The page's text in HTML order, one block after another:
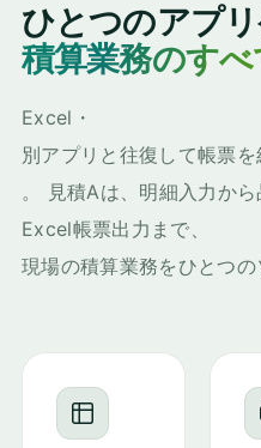
ひとつのアプリ
積算業務のすべ
Excel・
別アプリと往復して帳票
。 見積Aは、明細入力から
Excel帳票出力まで、
現場の積算業務をひとつの